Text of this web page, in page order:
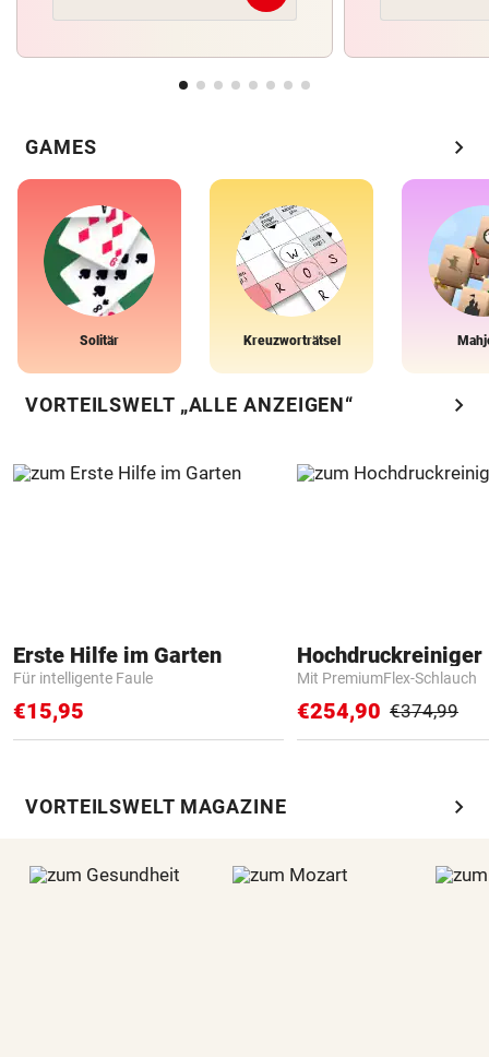
GAMES chevron_right
Solitär Kreuzworträtsel
VORTEILSWELT „ALLE ANZEIGEN“ chevron_right
Erste Hilfe im Garten
Für intelligente Faule
€15,95
Hochdruckreiniger
Mit PremiumFlex-Schlauch
€254,90 €374,99
VORTEILSWELT MAGAZINE chevron_right